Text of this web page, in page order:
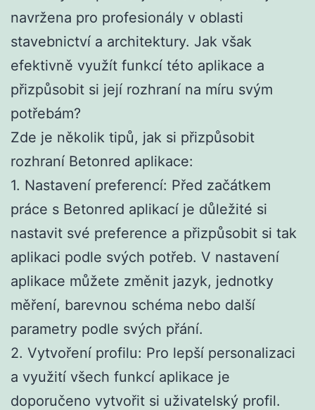
navržena pro profesionály v oblasti
stavebnictví a architektury. Jak však
efektivně využít funkcí této aplikace a
přizpůsobit si její rozhraní na míru svým
potřebám?
Zde je několik tipů, jak si přizpůsobit
rozhraní Betonred aplikace:
1. Nastavení preferencí: Před začátkem
práce s Betonred aplikací je důležité si
nastavit své preference a přizpůsobit si tak
aplikaci podle svých potřeb. V nastavení
aplikace můžete změnit jazyk, jednotky
měření, barevnou schéma nebo další
parametry podle svých přání.
2. Vytvoření profilu: Pro lepší personalizaci
a využití všech funkcí aplikace je
doporučeno vytvořit si uživatelský profil.